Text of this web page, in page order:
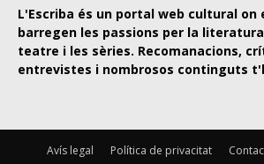
L'Escriba és un portal web cultural on
barregen les passions per la
teatre i les sèries. Recomanacions,
entrevistes i nombrosos continguts
Avís legal Política de privacitat